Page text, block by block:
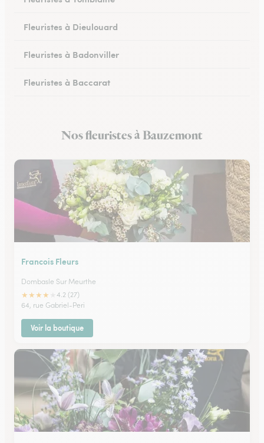
Fleuristes à Dieulouard
Fleuristes à Badonviller
Fleuristes à Baccarat
Fleuristes à Longwy
Nos fleuristes à Bauzemont
Francois Fleurs
Dombasle Sur Meurthe
★★★★
4.2 (27)
64, rue Gabriel-Peri
Voir la boutique